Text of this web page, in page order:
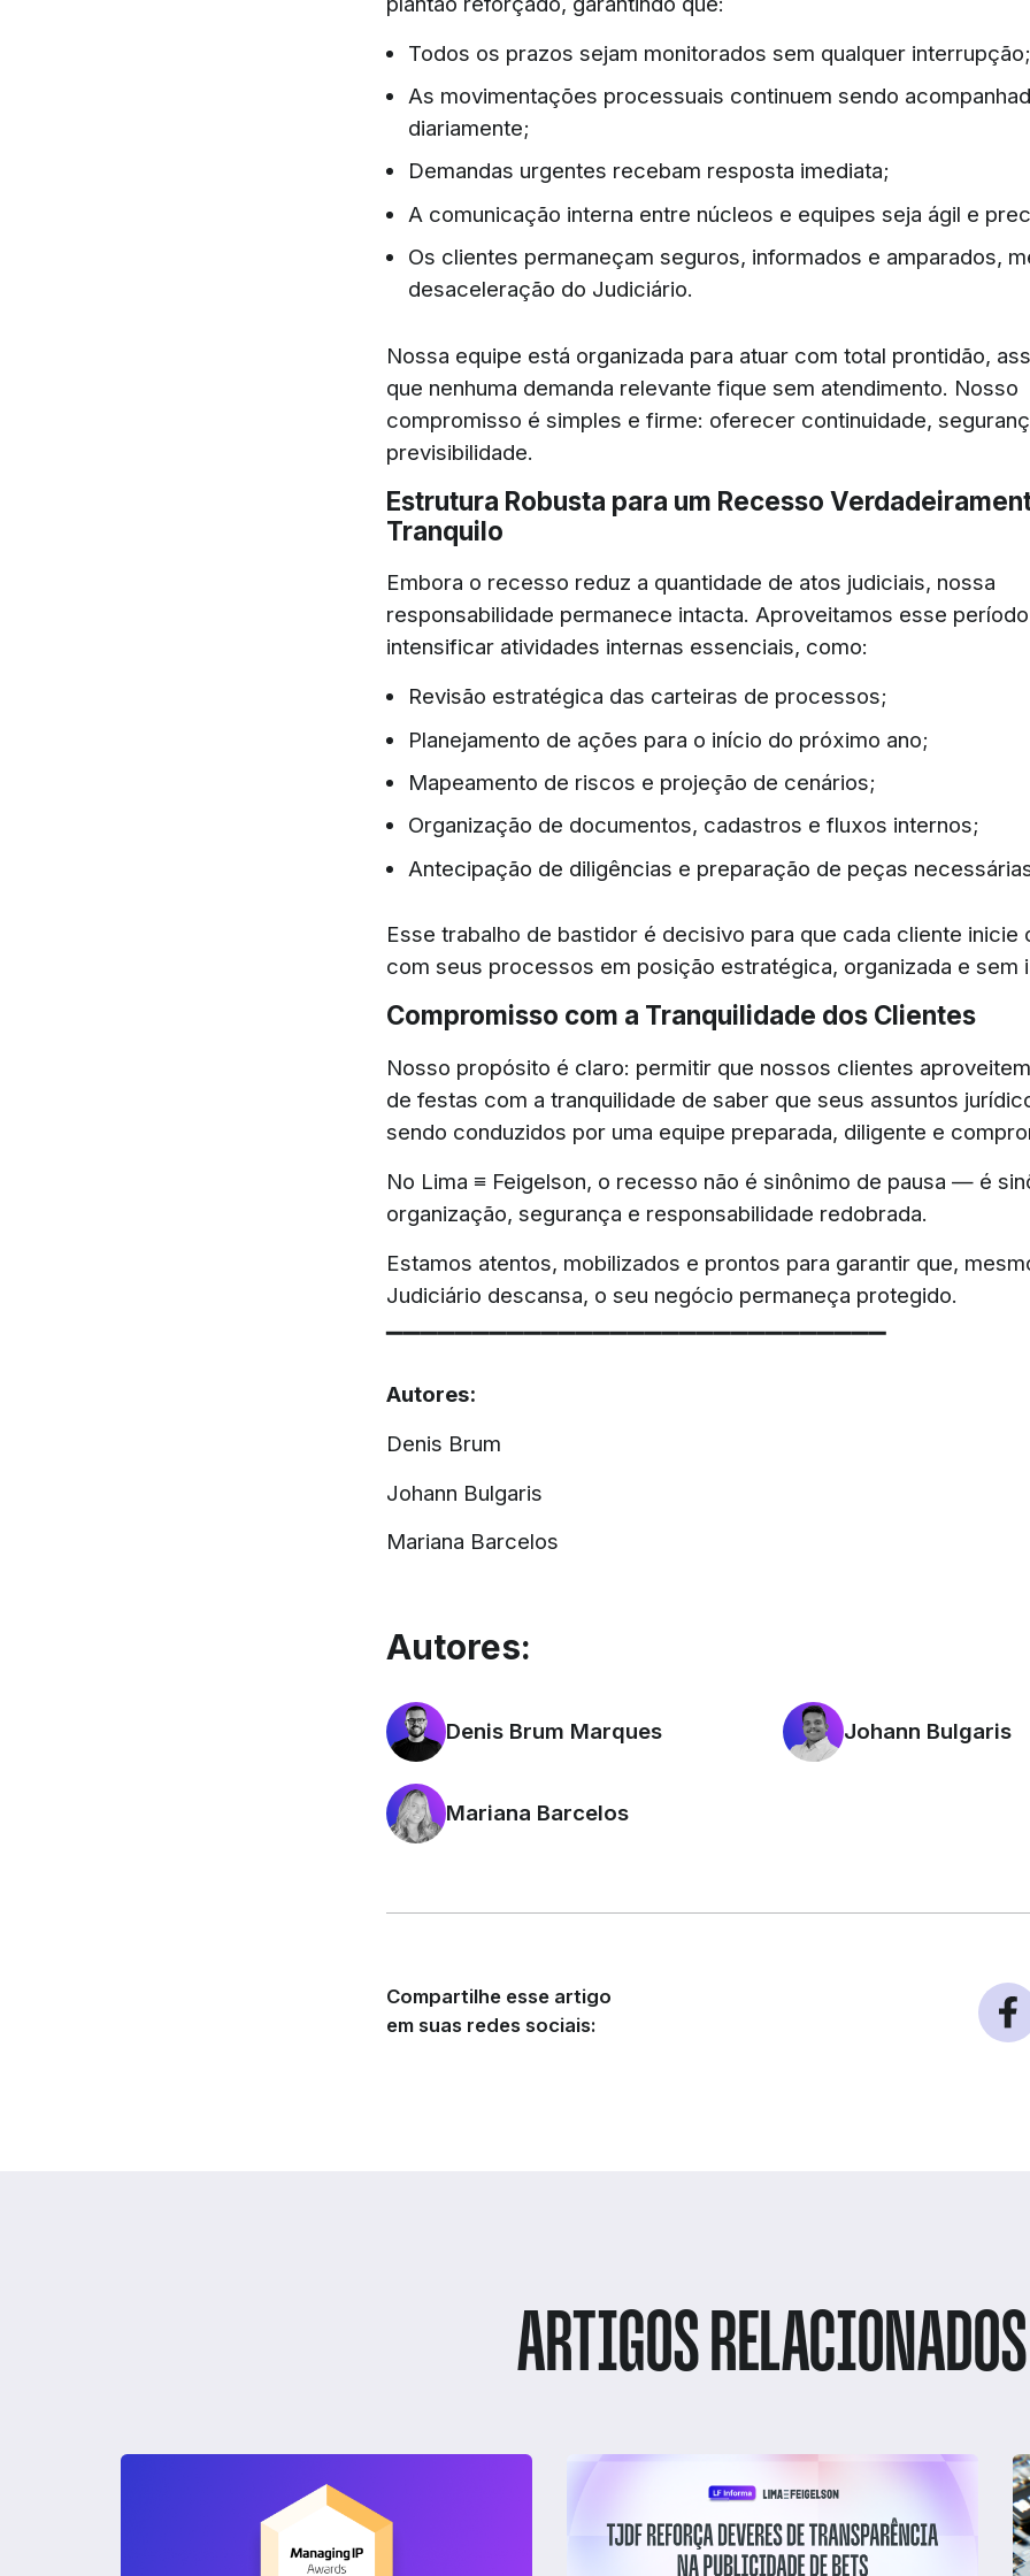
Todos os prazos sejam monitorados sem qualquer interrupção;
As movimentações processuais continuem sendo
diariamente;
Demandas urgentes recebam resposta imediata;
A comunicação interna entre núcleos e equipes seja ágil e
Os clientes permaneçam seguros, informados e amparados,
desaceleração do Judiciário.
Nossa equipe está organizada para atuar com total prontidão,
que nenhuma demanda relevante fique sem atendimento. Nosso
compromisso é simples e firme: oferecer continuidade,
previsibilidade.
Estrutura Robusta para um Recesso
Tranquilo
Embora o recesso reduz a quantidade de atos judiciais, nossa
responsabilidade permanece intacta. Aproveitamos esse
intensificar atividades internas essenciais, como:
Revisão estratégica das carteiras de processos;
Planejamento de ações para o início do próximo ano;
Mapeamento de riscos e projeção de cenários;
Organização de documentos, cadastros e fluxos internos;
Antecipação de diligências e preparação de peças
Esse trabalho de bastidor é decisivo para que cada cliente inicie
com seus processos em posição estratégica, organizada e sem
Compromisso com a Tranquilidade dos Clientes
Nosso propósito é claro: permitir que nossos clientes
de festas com a tranquilidade de saber que seus assuntos
sendo conduzidos por uma equipe preparada, diligente e
No Lima ≡ Feigelson, o recesso não é sinônimo de pausa — é
organização, segurança e responsabilidade redobrada.
Estamos atentos, mobilizados e prontos para garantir que,
Judiciário descansa, o seu negócio permaneça protegido.
Autores:
Denis Brum
Johann Bulgaris
Mariana Barcelos
Autores:
Denis Brum Marques Johann Bulgaris
Mariana Barcelos
Compartilhe esse artigo
em suas redes sociais:
ARTIGOS RELACIONADOS